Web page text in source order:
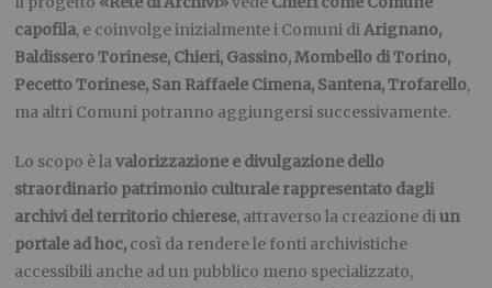
capofila, e coinvolge inizialmente i Comuni diArignano,
Baldissero Torinese, Chieri, Gassino, Mombello di Torino,
Pecetto Torinese, San Raffaele Cimena, Santena, Trofarello,
ma altri Comuni potranno aggiungersi successivamente.
Lo scopo è lavalorizzazione e divulgazione dello
straordinario patrimonio culturale rappresentato dagli
archivi del territorio chierese, attraverso la creazione diun
portale ad hoc, così da rendere le fonti archivistiche
accessibili anche ad un pubblico meno specializzato,